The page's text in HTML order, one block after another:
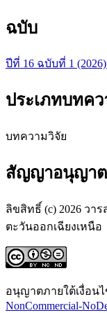
ฉบับ
ปีที่ 16 ฉบับที่ 1
ประเภทบทคว
บทความวิจัย
สัญญาอนุญาต
ลิขสิทธิ์ (c) 2026 วา
ตะวันออกเฉียงเหนือ
อนุญาตภายใต้เงื่อน
NonCommercial-